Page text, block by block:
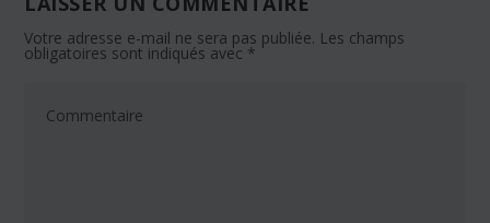
Votre adresse e-mail ne sera pas publiée. Les champs
obligatoires sont indiqués avec *